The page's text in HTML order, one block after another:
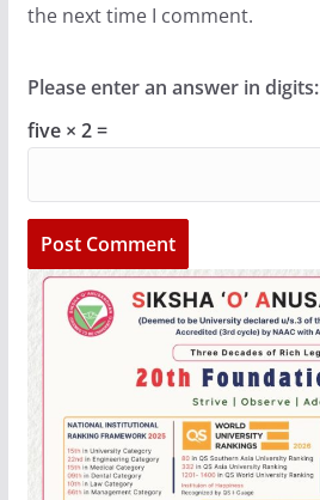
the next time I comment.
Please enter an answer in digits:
five × 2 =